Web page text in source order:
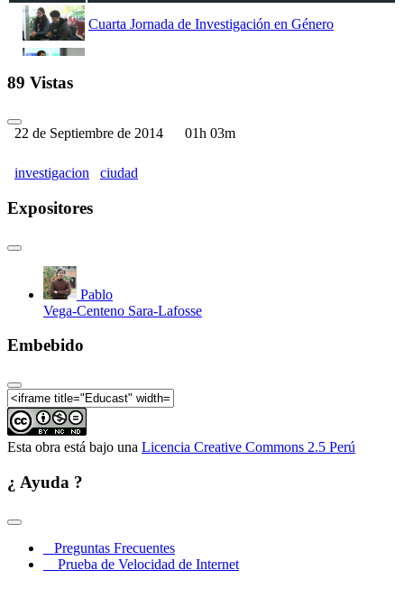
Cuarta Jornada de Investigación en Género
89 Vistas
22 de Septiembre de 2014 01h 03m
investigacion ciudad
Expositores
Pablo
Vega-Centeno Sara-Lafosse
Embebido
Esta obra está bajo una Licencia Creative Commons 2.5 Perú
¿ Ayuda ?
Preguntas Frecuentes
Prueba de Velocidad de Internet